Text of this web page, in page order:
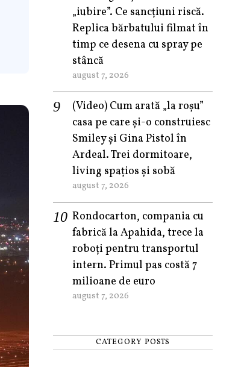
„iubire”. Ce sancțiuni riscă.
Replica bărbatului filmat în
timp ce desena cu spray pe
stâncă
august 7, 2026
(Video) Cum arată „la roşu”
casa pe care şi-o construiesc
Smiley şi Gina Pistol în
Ardeal. Trei dormitoare,
living spațios și sobă
august 7, 2026
Rondocarton, compania cu
fabrică la Apahida, trece la
roboți pentru transportul
intern. Primul pas costă 7
milioane de euro
august 7, 2026
CATEGORY POSTS